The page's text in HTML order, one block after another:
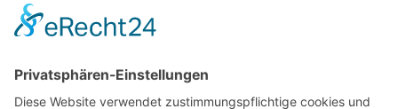
Bitte schreiben Sie uns
einfach eine E-Mail:
frauenhandel.de